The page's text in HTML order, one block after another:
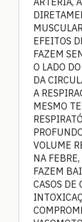
EFEITOS
FAZEM
O LADO
DA
A
MESMO
VOLUME
NA
FAZEM
CASOS DE